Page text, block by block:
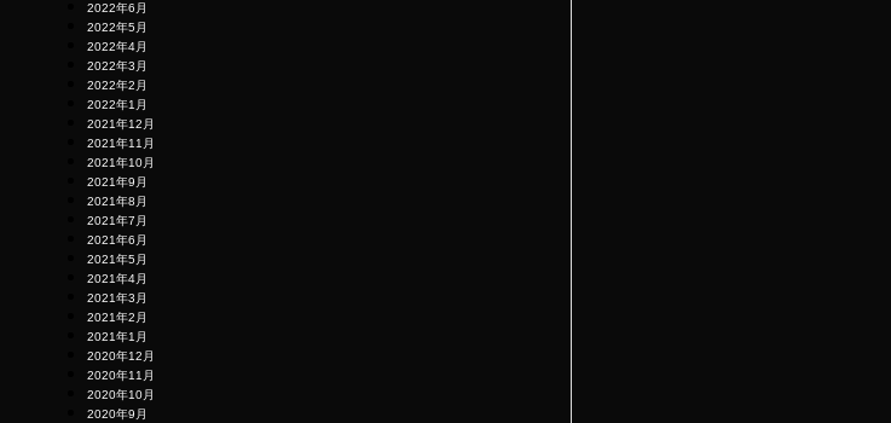
2022年6月
2022年5月
2022年4月
2022年3月
2022年2月
2022年1月
2021年12月
2021年11月
2021年10月
2021年9月
2021年8月
2021年7月
2021年6月
2021年5月
2021年4月
2021年3月
2021年2月
2021年1月
2020年12月
2020年11月
2020年10月
2020年9月